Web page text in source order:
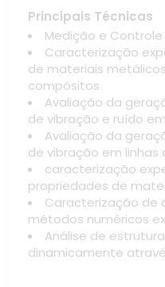
Principais Técnicas
Medição e Controle
Caracterização
de materiais
compósitos
Avaliação da
de vibração e ruído
Avaliação da
de vibração em
caracterização
propriedades de
Caracterização de
métodos numéricos
Análise de
dinamicamente